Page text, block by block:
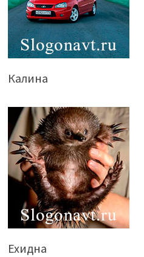
Калина
Ехидна